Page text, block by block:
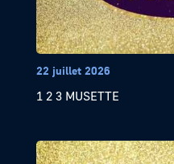
22 juillet 2026
1 2 3 MUSETTE